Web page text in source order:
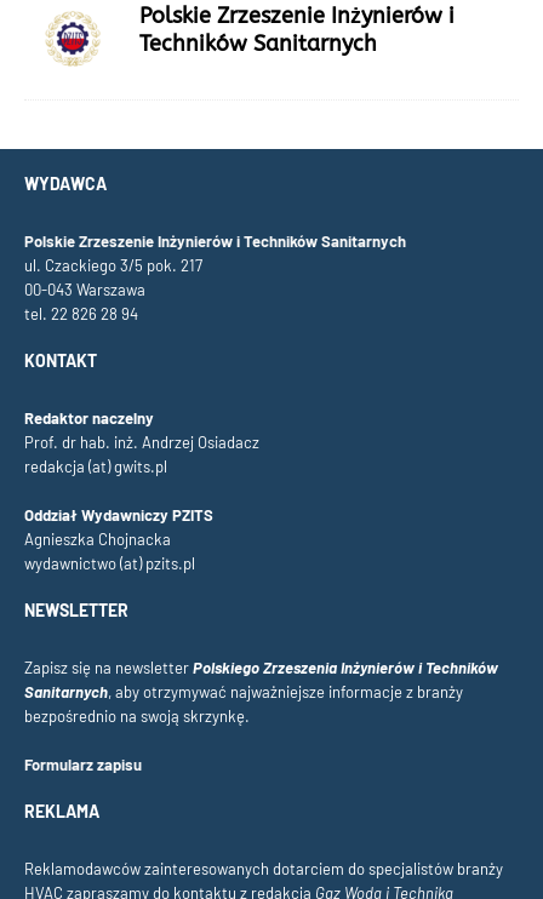
Polskie Zrzeszenie Inżynierów i
Techników Sanitarnych
WYDAWCA
Polskie Zrzeszenie Inżynierów i Techników Sanitarnych
ul. Czackiego 3/5 pok. 217
00-043 Warszawa
tel. 22 826 28 94
KONTAKT
Redaktor naczelny
Prof. dr hab. inż. Andrzej Osiadacz
redakcja (at) gwits.pl
Oddział Wydawniczy PZITS
Agnieszka Chojnacka
wydawnictwo (at) pzits.pl
NEWSLETTER
Zapisz się na newsletterPolskiego Zrzeszenia Inżynierów i Techników
Sanitarnych, aby otrzymywać najważniejsze informacje z branży
bezpośrednio na swoją skrzynkę.
Formularz zapisu
REKLAMA
Reklamodawców zainteresowanych dotarciem do specjalistów branży
HVAC zapraszamy do kontaktu z redakcją Gaz Woda i Technika